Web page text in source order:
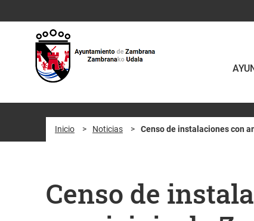
Inicio > Noticias > Censo de instalaciones con
Censo de